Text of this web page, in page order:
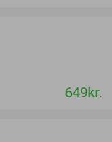
649kr.